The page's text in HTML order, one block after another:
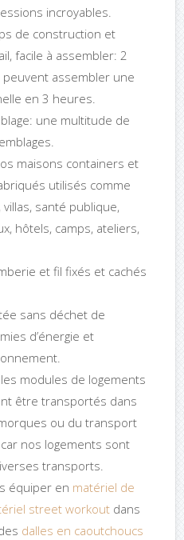
incroyables.
de construction et
facile à assembler: 2
assembler une
en 3 heures.
une multitude de
maisons containers et
utilisés comme
santé publique,
hôtels, camps, ateliers,
et fil fixés et cachés
sans déchet de
d’énergie et
modules de logements
être transportés dans
ou du transport
nos logements sont
transports.
équiper en matériel de
street workout dans
dalles en caoutchoucs